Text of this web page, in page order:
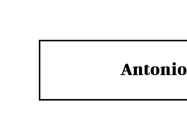
Antonio